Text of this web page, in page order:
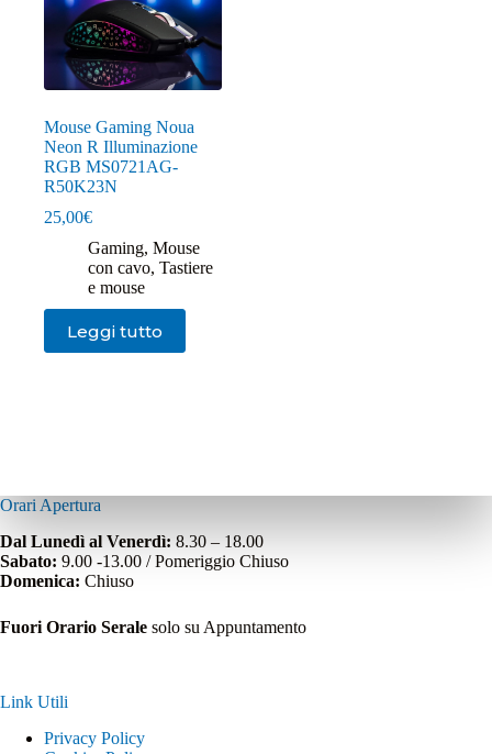
Mouse Gaming Noua
Neon R Illuminazione
RGB MS0721AG-
R50K23N
25,00€
Gaming, Mouse
con cavo, Tastiere
e mouse
Leggi tutto
Orari Apertura
Dal Lunedì al Venerdì: 8.30 – 18.00
Sabato: 9.00 -13.00 / Pomeriggio Chiuso
Domenica: Chiuso
Fuori Orario Serale solo su Appuntamento
Link Utili
Privacy Policy